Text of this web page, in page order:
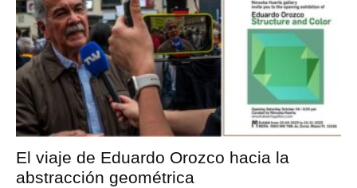
El viaje de Eduardo Orozco hacia la
abstracción geométrica